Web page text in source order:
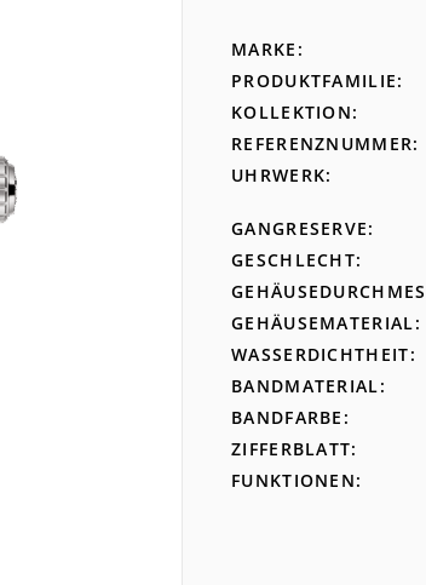
MARKE
PRODUKTFAMILIE
KOLLEKTION
REFERENZNUMMER
UHRWERK
GANGRESERVE
GESCHLECHT
GEHÄUSEMATERIAL
WASSERDICHTHEIT
BANDMATERIAL
BANDFARBE
ZIFFERBLATT
FUNKTIONEN